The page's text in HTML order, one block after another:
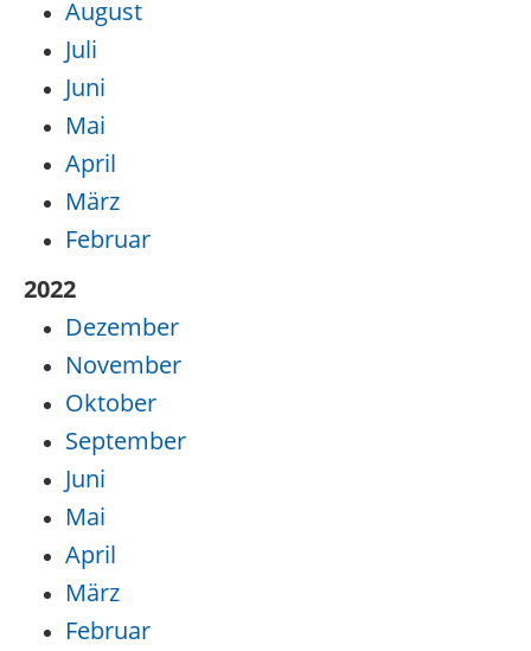
August
Juli
Juni
Mai
April
März
Februar
2022
Dezember
November
Oktober
September
Juni
Mai
April
März
Februar